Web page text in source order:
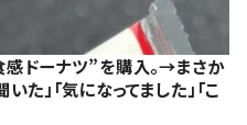
ドーナツ”を購入。→まさか
」「気になってました」「こ